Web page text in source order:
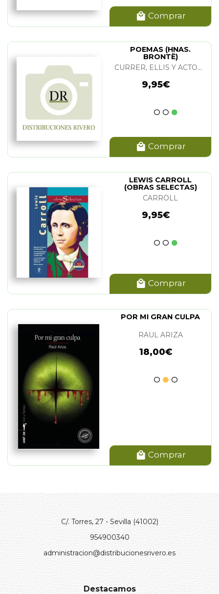
Comprar
POEMAS (HNAS.
BRONTË)
CURRER, ELLIS Y ACTON BELL (HERMANAS BRONTË)
9,95€
Comprar
LEWIS CARROLL
(OBRAS SELECTAS)
CARROLL
9,95€
Comprar
POR MI GRAN CULPA
RAUL ARIZA
18,00€
Comprar
C/. Torres, 27 - Sevilla (41002)
954900340
administracion@distribucionesrivero.es
Destacamos